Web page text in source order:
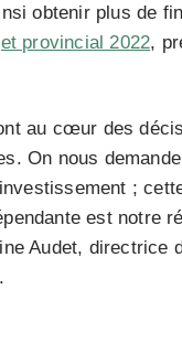
obtenir plus de
provincial 2022,
au cœur des
On nous
;
est notre
Audet, directrice
.